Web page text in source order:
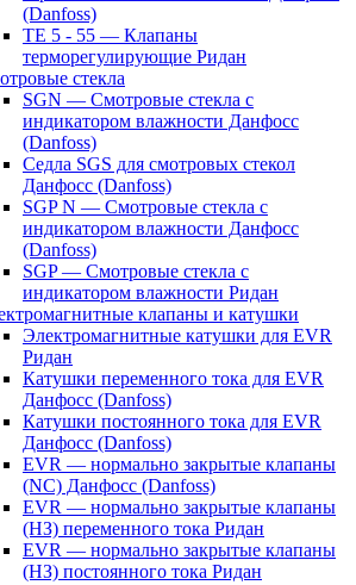
(Danfoss)
TE 5 - 55 — Клапаны
терморегулирующие Ридан
стекла
SGN — Смотровые стекла с
индикатором влажности Данфосс
(Danfoss)
Седла SGS для смотровых стекол
Данфосс (Danfoss)
SGP N — Смотровые стекла с
индикатором влажности Данфосс
(Danfoss)
SGP — Смотровые стекла с
индикатором влажности Ридан
клапаны и катушки
Электромагнитные катушки для EVR
Ридан
Катушки переменного тока для EVR
Данфосс (Danfoss)
Катушки постоянного тока для EVR
Данфосс (Danfoss)
EVR — нормально закрытые клапаны
(NC) Данфосс (Danfoss)
EVR — нормально закрытые клапаны
(НЗ) переменного тока Ридан
EVR — нормально закрытые клапаны
(НЗ) постоянного тока Ридан